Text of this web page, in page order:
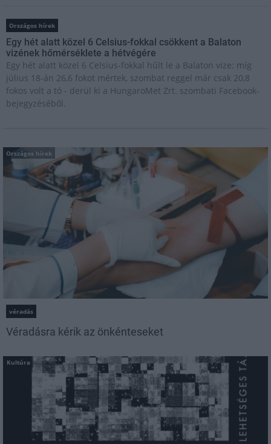
Országos hírek
Egy hét alatt közel 6 Celsius-fokkal csökkent a Balaton
vizének hőmérséklete a hétvégére
Egy hét alatt közel 6 Celsius-fokkal hűlt le a Balaton vize: míg
július 18-án 26,6 fokot mértek, szombat reggel már csak 20,8
fokos volt a tó - derül ki a HungaroMet Zrt. szombati Facebook-
bejegyzéséből.
Országos hírek
véradás
Véradásra kérik az önkénteseket
Kultúra